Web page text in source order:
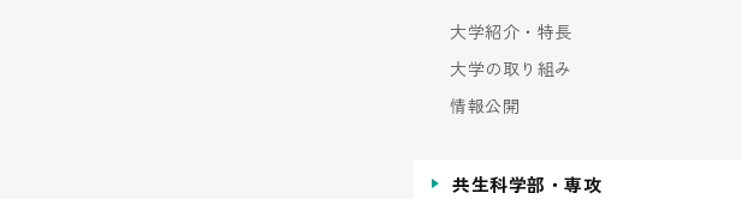
大学紹介・特長
大学の取り組み
情報公開
共生科学部・専攻